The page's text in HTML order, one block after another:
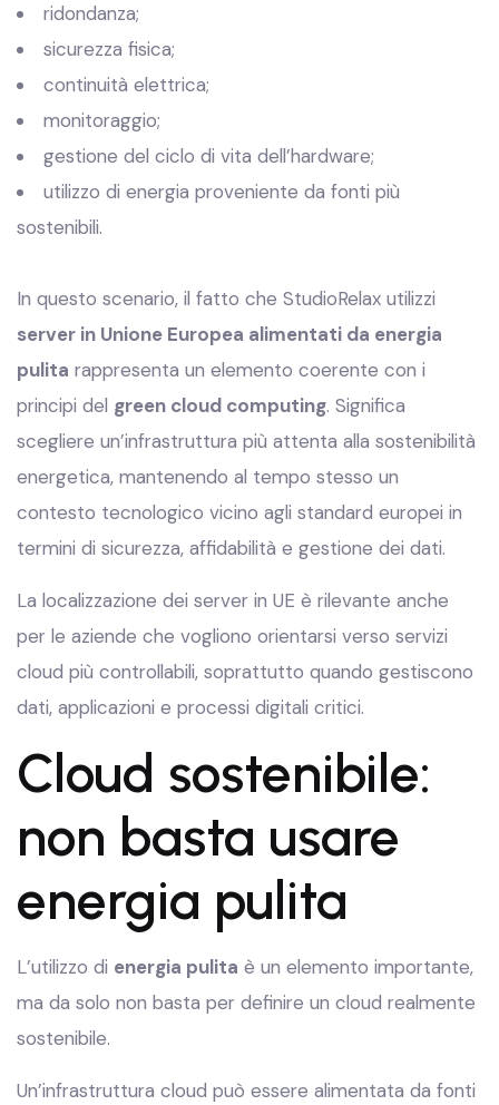
ridondanza;
sicurezza fisica;
continuità elettrica;
monitoraggio;
gestione del ciclo di vita dell’hardware;
utilizzo di energia proveniente da fonti più
sostenibili.
In questo scenario, il fatto che StudioRelax utilizzi
server in Unione Europea alimentati da energia
pulita rappresenta un elemento coerente con i
principi del green cloud computing. Significa
scegliere un’infrastruttura più attenta alla sostenibilità
energetica, mantenendo al tempo stesso un
contesto tecnologico vicino agli standard europei in
termini di sicurezza, affidabilità e gestione dei dati.
La localizzazione dei server in UE è rilevante anche
per le aziende che vogliono orientarsi verso servizi
cloud più controllabili, soprattutto quando gestiscono
dati, applicazioni e processi digitali critici.
Cloud sostenibile:
non basta usare
energia pulita
L’utilizzo di energia pulita è un elemento importante,
ma da solo non basta per definire un cloud realmente
sostenibile.
Un’infrastruttura cloud può essere alimentata da fonti